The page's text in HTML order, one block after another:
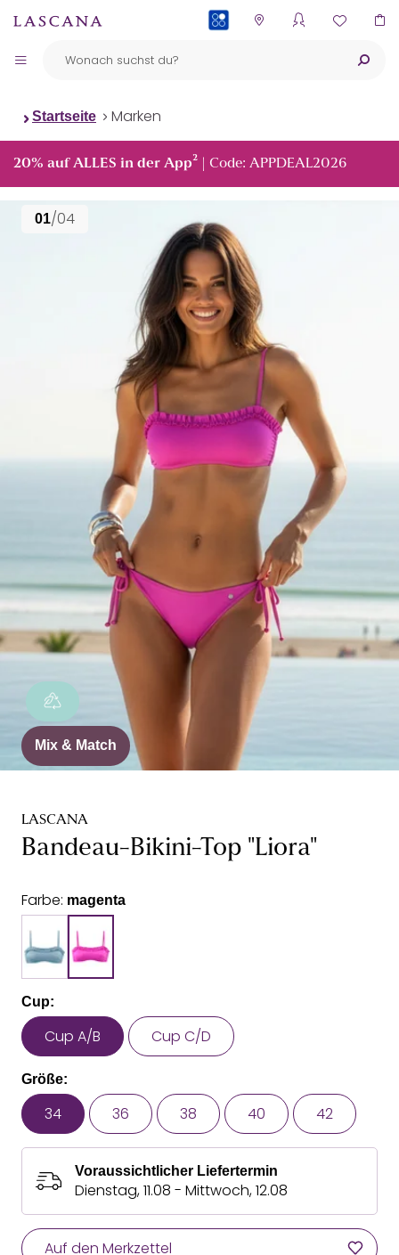
Startseite Marken
20% auf ALLES in der App² | Code: APPDEAL2026
01/04
Mix & Match
LASCANA
Bandeau-Bikini-Top "Liora"
Farbe: magenta
Cup:
Cup A/B Cup C/D
Größe:
34 36 38 40 42
Voraussichtlicher Liefertermin
Dienstag, 11.08 - Mittwoch, 12.08
Auf den Merkzettel